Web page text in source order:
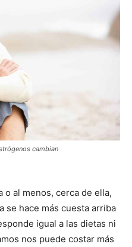
cambian
o al menos, cerca de ella,
se hace más cuesta arriba
igual a las dietas ni
nos puede costar más